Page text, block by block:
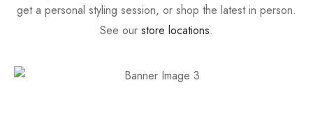
get a personal styling session, or shop the latest in person.
See our store locations.